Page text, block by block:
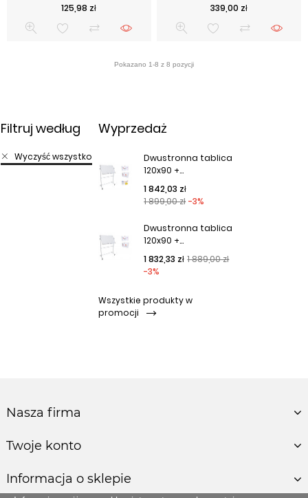
Cena
125,98 zł
Cena
339,00 zł
Filtruj według
Wyczyść wszystko
Wyprzedaż
Dwustronna tablica
120x90 +...
Cena podstawowa
1 899,00 zł -3%
Cena
1 842,03 zł
Dwustronna tablica
120x90 +...
Cena podstawowa
1 889,00 zł
-3%
Cena
1 832,33 zł
Wszystkie produkty w
promocji
Nasza firma
Twoje konto
Informacja o sklepie